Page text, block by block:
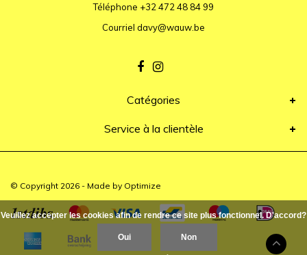
Téléphone +32 472 48 84 99
Courriel davy@wauw.be
Catégories
Service à la clientèle
© Copyright 2026 - Made by Optimize
Veuillez accepter les cookies afin de rendre ce site plus fonctionnel. D'accord?
Oui Non